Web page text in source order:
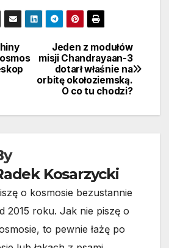
Jeden z modułów
misji Chandrayaan-3
dotarł właśnie na
orbitę okołoziemską.
O co tu chodzi?
Kosarzycki
o kosmosie bezustannie
2015 roku. Jak nie piszę o
to pewnie łażę po